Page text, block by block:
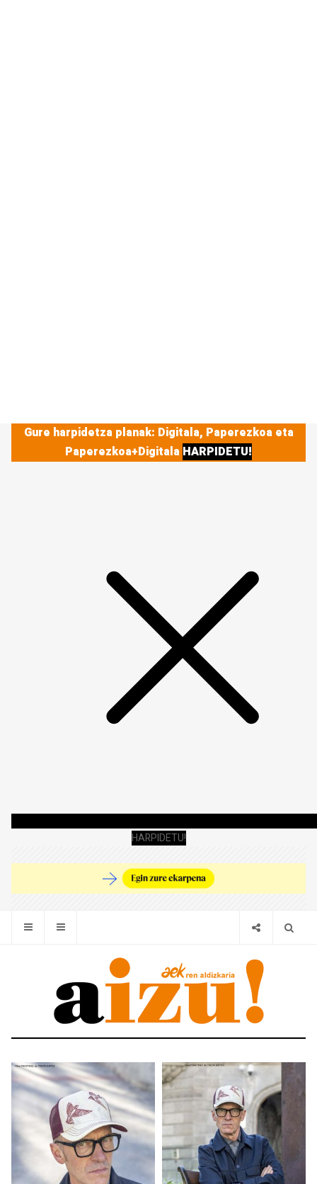
Gure harpidetza planak: Digitala, Paperezkoa eta
Paperezkoa+Digitala HARPIDETU!
HARPIDETU!